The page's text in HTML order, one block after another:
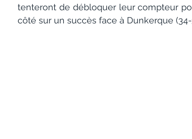
tenteront de débloquer leur compteur
côté sur un succès face à Dunkerque (34-